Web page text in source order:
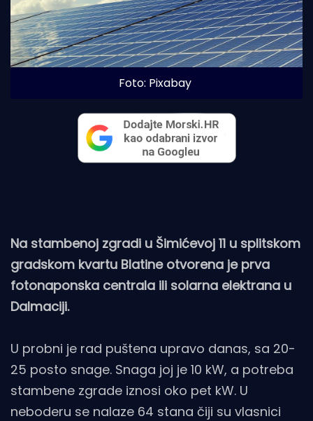
Foto: Pixabay
Na stambenoj zgradi u Šimićevoj 11 u splitskom
gradskom kvartu Blatine otvorena je prva
fotonaponska centrala ili solarna elektrana u
Dalmaciji.
U probni je rad puštena upravo danas, sa 20-
25 posto snage. Snaga joj je 10 kW, a potreba
stambene zgrade iznosi oko pet kW. U
neboderu se nalaze 64 stana čiji su vlasnici